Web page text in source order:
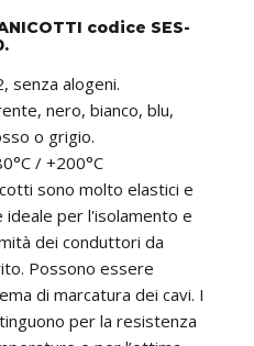
codice SES-
senza alogeni.
nero, bianco, blu,
o grigio.
/ +200°C
sono molto elastici e
ideale per l'isolamento e
dei conduttori da
Possono essere
di marcatura dei cavi. I
per la resistenza